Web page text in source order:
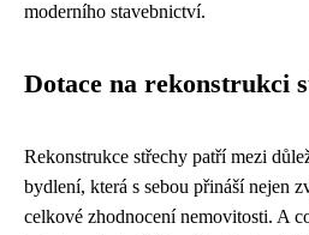
moderního stavebnictví.
Dotace na rekonstrukci
Rekonstrukce střechy patří mezi
bydlení, která s sebou přináší nejen
celkové zhodnocení nemovitosti. A